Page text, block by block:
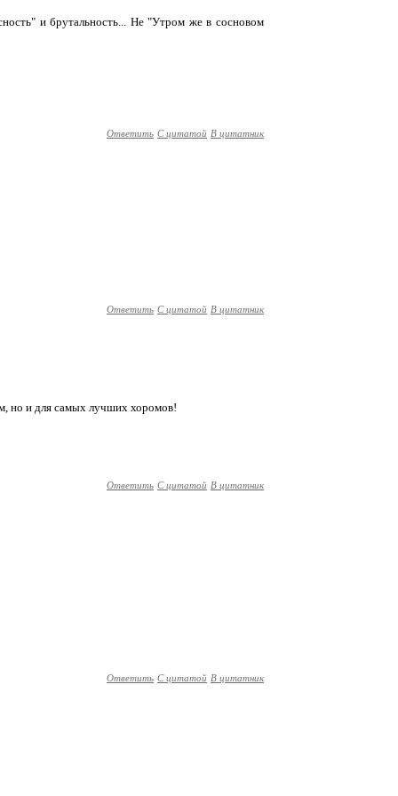
и брутальность... Не "Утром же в сосновом
Ответить С цитатой В цитатник
Ответить С цитатой В цитатник
но и для самых лучших хоромов!
Ответить С цитатой В цитатник
Ответить С цитатой В цитатник